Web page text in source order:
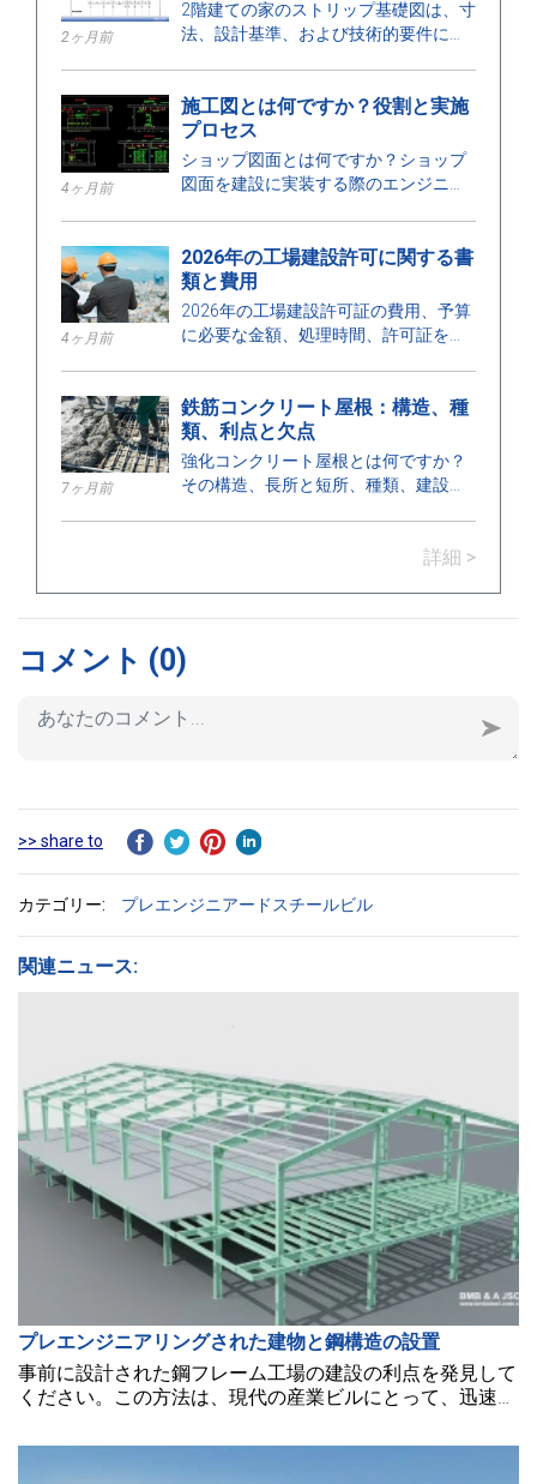
2ヶ月前
2階建ての家のストリップ基礎図は、寸
法、設計基準、および技術的要件に関
4ヶ月前
施工図とは何ですか？役割と実施
プロセス
ショップ図面とは何ですか？ショップ
図面を建設に実装する際のエンジニア
4ヶ月前
2026年の工場建設許可に関する書
類と費用
2026年の工場建設許可証の費用、予算
に必要な金額、処理時間、許可証を発
7ヶ月前
鉄筋コンクリート屋根：構造、種
類、利点と欠点
強化コンクリート屋根とは何ですか？
その構造、長所と短所、種類、建設に
詳細 >
コメント (0)
>> share to
カテゴリー: プレエンジニアードスチールビル
関連ニュース:
プレエンジニアリングされた建物と鋼構造の設置
事前に設計された鋼フレーム工場の建設の利点を発見して
ください。この方法は、現代の産業ビルにとって、迅速で